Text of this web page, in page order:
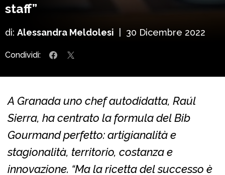
staff”
di: Alessandra Meldolesi 30 Dicembre 2022
Condividi:
A Granada uno chef autodidatta, Raúl
Sierra, ha centrato la formula del Bib
Gourmand perfetto: artigianalità e
stagionalità, territorio, costanza e
innovazione. “Ma la ricetta del successo è